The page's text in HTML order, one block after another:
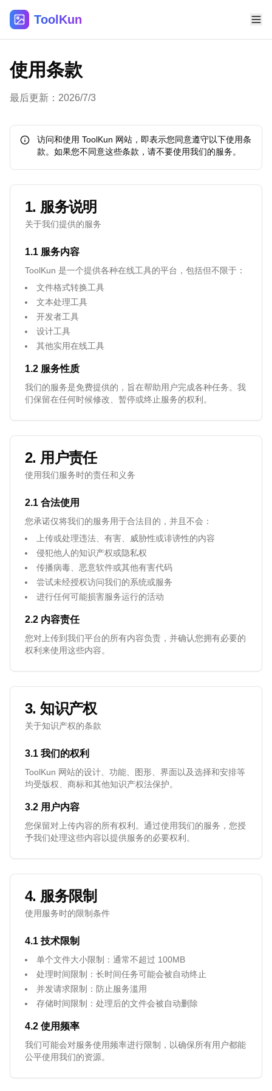
ToolKun
使用条款
最后更新：2026/7/3
访问和使用 ToolKun 网站，即表示您同意遵守以下使用条
款。如果您不同意这些条款，请不要使用我们的服务。
1. 服务说明
关于我们提供的服务
1.1 服务内容
ToolKun 是一个提供各种在线工具的平台，包括但不限于：
文件格式转换工具
文本处理工具
开发者工具
设计工具
其他实用在线工具
1.2 服务性质
我们的服务是免费提供的，旨在帮助用户完成各种任务。我
们保留在任何时候修改、暂停或终止服务的权利。
2. 用户责任
使用我们服务时的责任和义务
2.1 合法使用
您承诺仅将我们的服务用于合法目的，并且不会：
上传或处理违法、有害、威胁性或诽谤性的内容
侵犯他人的知识产权或隐私权
传播病毒、恶意软件或其他有害代码
尝试未经授权访问我们的系统或服务
进行任何可能损害服务运行的活动
2.2 内容责任
您对上传到我们平台的所有内容负责，并确认您拥有必要的
权利来使用这些内容。
3. 知识产权
关于知识产权的条款
3.1 我们的权利
ToolKun 网站的设计、功能、图形、界面以及选择和安排等
均受版权、商标和其他知识产权法保护。
3.2 用户内容
您保留对上传内容的所有权利。通过使用我们的服务，您授
予我们处理这些内容以提供服务的必要权利。
4. 服务限制
使用服务时的限制条件
4.1 技术限制
单个文件大小限制：通常不超过 100MB
处理时间限制：长时间任务可能会被自动终止
并发请求限制：防止服务滥用
存储时间限制：处理后的文件会被自动删除
4.2 使用频率
我们可能会对服务使用频率进行限制，以确保所有用户都能
公平使用我们的资源。